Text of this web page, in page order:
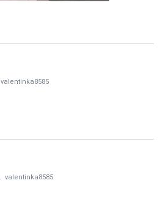
valentinka8585
valentinka8585